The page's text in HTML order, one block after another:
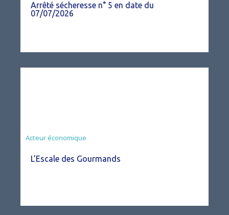
Arrêté sécheresse n° 5 en date du
07/07/2026
Acteur économique
L’Escale des Gourmands